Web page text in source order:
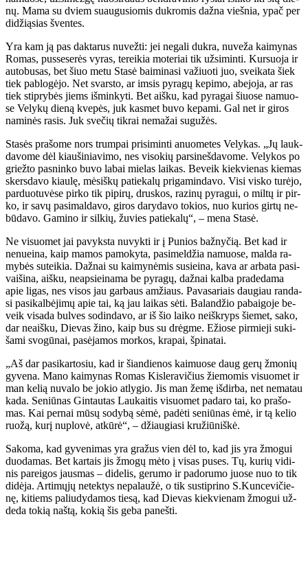
nų. Ma­ma su dviem su­au­gu­sio­mis duk­ro­mis daž­na vieš­nia, ypač per
di­dži­ą­sias šven­tes.
Yra kam ją pas dak­ta­rus nu­vež­ti: jei ne­ga­li duk­ra, nu­ve­ža kai­my­nas
Ro­mas, pus­se­se­rės vy­ras, te­rei­kia mo­te­riai tik už­si­min­ti. Kur­suo­ja ir
au­to­bu­sas, bet šiuo me­tu Sta­sė bai­mi­na­si va­žiuo­ti juo, svei­ka­ta šiek
tiek pa­blo­gė­jo. Net svars­to, ar im­sis py­ra­gų ke­pi­mo, abe­jo­ja, ar ras
tiek stip­ry­bės jiems iš­min­ky­ti. Bet aiš­ku, kad py­ra­gai šiuo­se na­muo­
se Ve­ly­kų die­ną kve­pės, juk kas­met bu­vo ke­pa­mi. Gal net ir gi­ros
na­mi­nės ra­sis. Juk sve­čių tik­rai ne­ma­žai su­gu­žės.
Sta­sės pra­šo­me nors trum­pai pri­si­min­ti anuo­me­tes Ve­ly­kas. „Jų lauk­
da­vo­me dėl kiau­ši­nia­vi­mo, nes vi­so­kių par­si­neš­da­vo­me. Ve­ly­kos po
griež­to pas­nin­ko bu­vo la­bai mie­las lai­kas. Be­veik kiek­vie­nas kie­mas
skers­da­vo kiau­lę, mė­siš­kų pa­tie­ka­lų pri­ga­min­da­vo. Vi­si vis­ko tu­rė­jo,
par­duo­tu­vė­se pir­ko tik pi­pi­rų, drus­kos, ra­zi­nų py­ra­gui, o mil­tų ir pir­
ko, ir sa­vų pa­si­mal­da­vo, gi­ros da­ry­da­vo to­kios, nuo ku­rios gir­tų ne­
bū­da­vo. Ga­mi­no ir sil­kių, žu­vies pa­tie­ka­lų“, – me­na Sta­sė.
Ne vi­suo­met jai pa­vyks­ta nu­vyk­ti ir į Pu­nios baž­ny­čią. Bet kad ir
ne­nu­ei­na, kaip ma­mos pa­mo­ky­ta, pa­si­mel­džia na­muo­se, mal­da ra­
my­bės su­tei­kia. Daž­nai su kai­my­nė­mis su­si­ei­na, ka­va ar ar­ba­ta pa­si­
vai­ši­na, aiš­ku, neap­si­ei­na­ma be py­ra­gų, daž­nai kal­ba pra­de­da­ma
apie li­gas, nes vi­sos jau gar­baus am­žiaus. Pa­va­sa­riais dau­giau ran­da­
si pa­si­kal­bė­ji­mų apie tai, ką jau lai­kas sė­ti. Ba­lan­džio pa­bai­go­je be­
veik vi­sa­da bul­ves so­din­da­vo, ar iš šio lai­ko ne­iš­kryps šie­met, sa­ko,
dar ne­aiš­ku, Die­vas ži­no, kaip bus su drėg­me. Ežio­se pir­mie­ji su­ki­
ša­mi svo­gū­nai, pa­sė­ja­mos mor­kos, kra­pai, špi­na­tai.
„Aš dar pa­si­kar­to­siu, kad ir šian­die­nos kai­muo­se daug ge­rų žmo­nių
gy­ve­na. Ma­no kai­my­nas Ro­mas Kis­le­ra­vi­čius žie­mo­mis vi­suo­met ir
man ke­lią nu­va­lo be jo­kio at­ly­gio. Jis man že­mę iš­dir­ba, net ne­ma­tau
ka­da. Se­niū­nas Gin­tau­tas Lau­kai­tis vi­suo­met pa­da­ro tai, ko pra­šo­
mas. Kai per­nai mū­sų so­dy­bą sė­mė, pa­dė­ti se­niū­nas ėmė, ir tą ke­lio
ruo­žą, ku­rį nu­plo­vė, at­kū­rė“, – džiau­gia­si kru­žiū­niš­kė.
Sa­ko­ma, kad gy­ve­ni­mas yra gra­žus vien dėl to, kad jis yra žmo­gui
duo­da­mas. Bet kar­tais jis žmo­gų mė­to į vi­sas pu­ses. Tų, ku­rių vi­di­
nis pa­rei­gos jaus­mas – di­de­lis, ge­ru­mo ir pa­do­ru­mo juo­se nuo to tik
di­dė­ja. Ar­ti­mų­jų ne­tek­tys ne­pa­lau­žė, o tik su­stip­ri­no S.Kun­ce­vi­čie­
nę, ki­tiems pa­liu­dy­da­mos tie­są, kad Die­vas kiek­vie­nam žmo­gui už­
de­da to­kią naš­tą, ko­kią šis ge­ba pa­neš­ti.